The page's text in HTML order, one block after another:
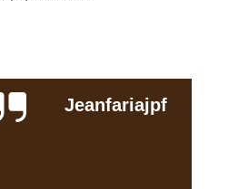
qual o preço Taboão da Serra
São Domingos